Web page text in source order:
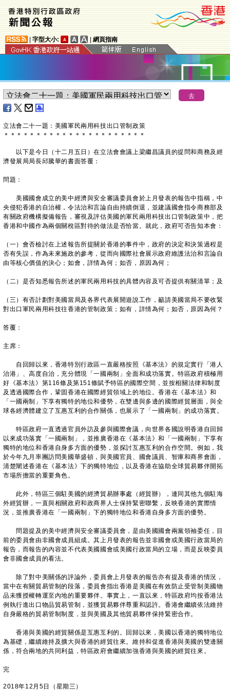
字型大小: 網頁指南
立法會二十一題：美國軍民兩用科技出口管制政策
＊ ＊ ＊ ＊ ＊ ＊ ＊ ＊ ＊ ＊ ＊ ＊ ＊ ＊ ＊ ＊ ＊ ＊ ＊ ＊ ＊ ＊
以下是今日（十二月五日）在立法會會議上梁繼昌議員的提問和商務及經
濟發展局局長邱騰華的書面答覆：
問題：
美國國會成立的美中經濟與安全審議委員會於上月發表的報告中指稱，中
央侵犯香港的自治權，令法治和言論自由持續倒退，並建議國會指令商務部及
有關政府機構擬備報告，審視及評估美國的軍民兩用科技出口管制政策中，把
香港和中國作為兩個關稅區對待的做法是否恰當。就此，政府可否告知本會：
（一）會否檢討在上述報告所提關於香港的事件中，政府的決定和決策過程是
否有失誤，作為未來施政的參考，從而向國際社會展示政府維護法治和言論自
由等核心價值的決心；如會，詳情為何；如否，原因為何；
（二）是否知悉報告所述的軍民兩用科技的具體內容及可否提供有關清單；及
（三）有否計劃對美國當局及各界代表展開遊說工作，籲請美國當局不要收緊
對出口軍民兩用科技往香港的管制政策；如有，詳情為何；如否，原因為何？
答覆：
主席：
自回歸以來，香港特別行政區一直嚴格按照《基本法》的規定實行「港人
治港」、高度自治，充分體現「一國兩制」全面和成功落實。特區政府積極用
好《基本法》第116條及第151條賦予特區的國際空間，並按相關法律和制度
及透過國際合作，鞏固香港在國際經貿領域上的地位。香港在《基本法》和
「一國兩制」下享有獨特的地位和優勢，在雙邊與多邊的國際經貿層面，與全
球各經濟體建立了互惠互利的合作關係，也展示了「一國兩制」的成功落實。
特區政府一直透過官員外訪及參與國際會議，向世界各國說明香港自回歸
以來成功落實「一國兩制」，並推廣香港在《基本法》和「一國兩制」下享有
獨特的地位和香港自身多方面的優勢，並探討互惠互利的合作空間。例如，我
於今年九月率團訪問美國華盛頓，與美國官員、國會議員、智庫和商界會面，
清楚闡述香港在《基本法》下的獨特地位，以及香港在協助全球貿易夥伴開拓
市場所擔當的重要角色。
此外，特區三個駐美國的經濟貿易辦事處（經貿辦），連同其他九個駐海
外經貿辦，一直與相關政府和政商界人士保持緊密聯繫，反映香港的實際情
況，並推廣香港在「一國兩制」下的獨特地位和香港自身多方面的優勢。
問題提及的美中經濟與安全審議委員會，是由美國國會兩黨領袖委任，目
前的委員會由非國會成員組成。其上月發表的報告並非國會或美國行政當局的
報告，而報告的內容並不代表美國國會或美國行政當局的立場，而是反映委員
會非國會成員的看法。
除了對中美關係的評論外，委員會上月發表的報告亦有提及香港的情況，
當中在有關貿易管制的段落，委員會指出香港是美國在有效防止受管制美國物
品未獲授權轉運至內地的重要夥伴。事實上，一直以來，特區政府均按香港法
例執行進出口物品貿易管制，並獲貿易夥伴尊重和認許。香港會繼續依法維持
自身嚴格的貿易管制制度，並與美國及其他貿易夥伴保持緊密合作。
香港與美國的經貿關係是互惠互利的。回歸以來，美國以香港的獨特地位
為基礎，繼續維持及擴大與香港的經貿往來。維持和促進香港與美國的雙邊關
係，符合兩地的共同利益，特區政府會繼續加強香港與美國的經貿往來。
完
2018年12月5日（星期三）